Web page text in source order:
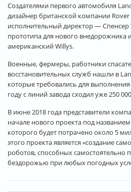
Создателями первого автомобиля
дизайнер британской компании
исполнительный директор — Спенсер
прототипа для нового внедорожника
американский Willys.
Военные, фермеры, работники
восстановительных служб нашли в
которые требовались для
году с линий завода сходил уже 250
В июне 2018 года представители
начале нового проекта под
которого будет потрачено около 5
этого проекта является «создание
роботов, способных самостоятельно
бездорожью при любых погодных